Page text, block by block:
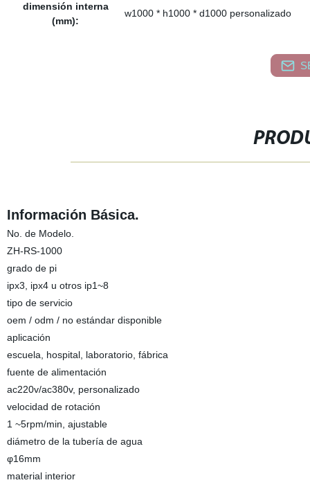
dimensión interna
(mm):
w1000 * h1000 * d1000 personalizado
Información Básica.
No. de Modelo.
ZH-RS-1000
grado de pi
ipx3, ipx4 u otros ip1~8
tipo de servicio
oem / odm / no estándar disponible
aplicación
escuela, hospital, laboratorio, fábrica
fuente de alimentación
ac220v/ac380v, personalizado
velocidad de rotación
1 ~5rpm/min, ajustable
diámetro de la tubería de agua
φ16mm
material interior